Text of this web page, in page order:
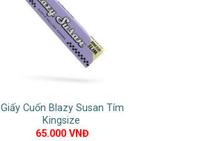
Giấy Cuốn Blazy Susan Tím
Kingsize
65.000VNĐ